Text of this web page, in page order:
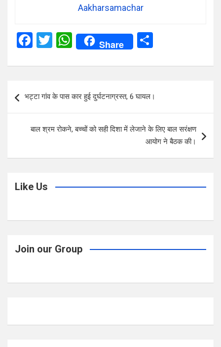
Aakharsamachar
F
ce
o
o
k
T
tt
er
W
h
at
A
p
p
Share
ar
navigation
भट्टा गांव के पास कार हुई दुर्घटनाग्रस्त, 6 घायल।
बाल श्रम रोकने, बच्चों को सही दिशा में लेजाने के लिए बाल सरंक्षण
आयोग ने बैठक की।
Like Us
Join our Group